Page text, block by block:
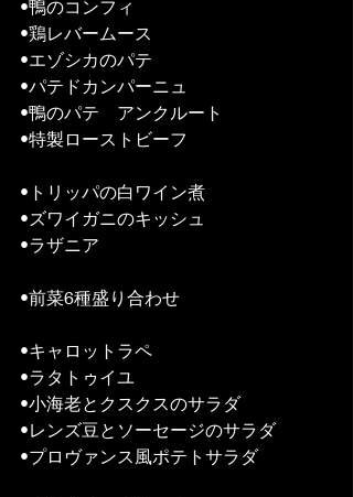
•鴨のコンフィ
•鶏レバームース
•エゾシカのパテ
•パテドカンパーニュ
•鴨のパテ　アンクルート
•特製ローストビーフ
•トリッパの白ワイン煮
•ズワイガニのキッシュ
•ラザニア
•前菜6種盛り合わせ
•キャロットラペ
•ラタトゥイユ
•小海老とクスクスのサラダ
•レンズ豆とソーセージのサラダ
•プロヴァンス風ポテトサラダ